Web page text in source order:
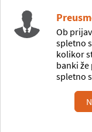
Ob
spletno
kolikor
banki
spletno